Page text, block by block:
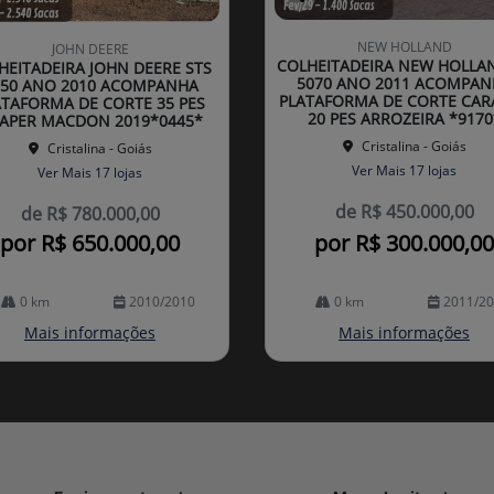
JOHN DEERE
JOHN DEERE STS
ANO 2010 ACOMPANHA
DE CORTE 35 PES
MACDON 2019*0445*
Cristalina - Goiás
Ver Mais 17 lojas
de R$ 780.000,00
por R$ 650.000,00
0 km 2010/2010
Mais informações
Co
arti
lhe
NEW HOLLAND
COLHEITADEIRA NEW
5070 ANO 2011
PLATAFORMA DE CORTE
20 PES ARROZEIRA
Cristalina - Goiás
Ver Mais 17 lojas
de R$ 450.000,00
por R$ 300.000,00
0 km 2011/
Mais informações